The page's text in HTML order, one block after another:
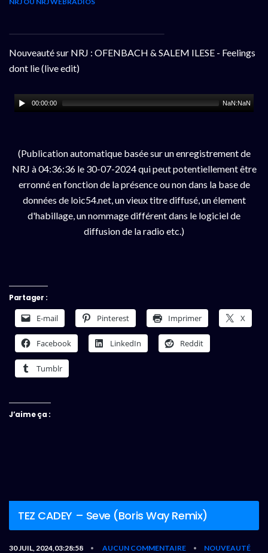
Nouveauté sur NRJ : OFENBACH & SALEM ILESE - Feelings
dont lie (live edit)
00:00:00 NaN:NaN
(Publication automatique basée sur un enregistrement de
NRJ à 04:36:36 le 30-07-2024 qui peut potentiellement être
erronné en fonction de la présence ou non dans la base de
données de loic54.net, un vieux titre diffusé, un élement
d'habillage, un nommage différent dans le logiciel de
diffusion de la radio etc.)
Partager :
E-mail Pinterest Imprimer X
Facebook LinkedIn Reddit
Tumblr
J’aime ça :
TEZ CADEY – Seve (Boris Way Remix)
30 JUIL, 2024,03:28:58 • AUCUN COMMENTAIRE •
NOUVEAUTÉ